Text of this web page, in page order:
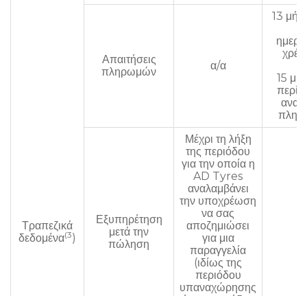
Τραπεζικά
δεδομένα(3)
Απαιτήσεις
πληρωμών
α/α
13
15
Εξυπηρέτηση
μετά την
πώληση
Μέχρι τη λήξη
της περιόδου
για την οποία η
AD Tyres
αναλαμβάνει
την υποχρέωση
να σας
αποζημιώσει
για μια
παραγγελία
(ιδίως της
περιόδου
υπαναχώρησης